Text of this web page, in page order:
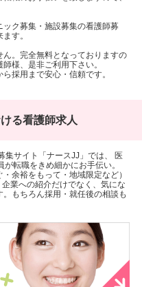
ク募集・施設募集の看護師募
す。
。完全無料となっておりますの
様、是非ご利用下さい。
採用まで安心・信頼です。
る看護師求人
集サイト「ナースJJ」では、 医
転職をきめ細かにお手伝い。
余裕をもって・地域限定など）
業への紹介だけでなく、気にな
もちろん採用・就任後の相談も